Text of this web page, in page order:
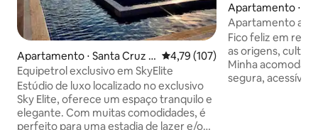
Apartamento ⋅ Santa Cruz d
e la Sierra
4,79 de uma avaliação média de
4,79 (107)
Equipetrol exclusivo em SkyElite
Estúdio de luxo localizado no exclusivo
Sky Elite, oferece um espaço tranquilo e
elegante. Com muitas comodidades, é
perfeito para uma estadia de lazer e/ou
Apartamento ⋅
e la Sierra
Apartamento
centro, em uma
Fico feliz em
as origens,
Minha
segura, acessível